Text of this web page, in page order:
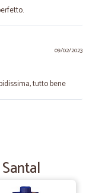
09/02/2023
tutto bene